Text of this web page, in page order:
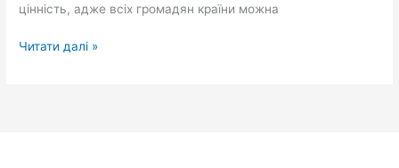
цінність, адже всіх громадян країни можна
Читати далі »